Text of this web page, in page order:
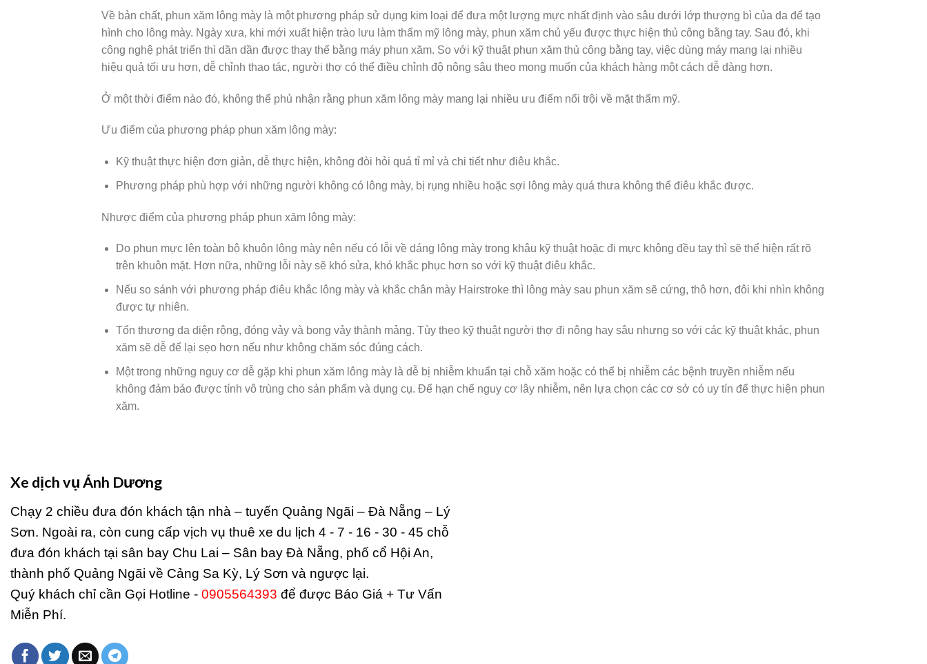
Về bản chất, phun xăm lông mày là một phương pháp sử dụng kim loại để đưa một lượng mực nhất định vào sâu dưới lớp thượng bì của da để tạo
hình cho lông mày. Ngày xưa, khi mới xuất hiện trào lưu làm thẩm mỹ lông mày, phun xăm chủ yếu được thực hiện thủ công bằng tay. Sau đó, khi
công nghệ phát triển thì dần dần được thay thế bằng máy phun xăm. So với kỹ thuật phun xăm thủ công bằng tay, việc dùng máy mang lại nhiều
hiệu quả tối ưu hơn, dễ chỉnh thao tác, người thợ có thể điều chỉnh độ nông sâu theo mong muốn của khách hàng một cách dễ dàng hơn.
Ở một thời điểm nào đó, không thể phủ nhận rằng phun xăm lông mày mang lại nhiều ưu điểm nổi trội về mặt thẩm mỹ.
Ưu điểm của phương pháp phun xăm lông mày:
Kỹ thuật thực hiện đơn giản, dễ thực hiện, không đòi hỏi quá tỉ mỉ và chi tiết như điêu khắc.
Phương pháp phù hợp với những người không có lông mày, bị rụng nhiều hoặc sợi lông mày quá thưa không thể điêu khắc được.
Nhược điểm của phương pháp phun xăm lông mày:
Do phun mực lên toàn bộ khuôn lông mày nên nếu có lỗi về dáng lông mày trong khâu kỹ thuật hoặc đi mực không đều tay thì sẽ thể hiện rất rõ
trên khuôn mặt. Hơn nữa, những lỗi này sẽ khó sửa, khó khắc phục hơn so với kỹ thuật điêu khắc.
Nếu so sánh với phương pháp điêu khắc lông mày và khắc chân mày Hairstroke thì lông mày sau phun xăm sẽ cứng, thô hơn, đôi khi nhìn không
được tự nhiên.
Tổn thương da diện rộng, đóng vảy và bong vảy thành mảng. Tùy theo kỹ thuật người thợ đi nông hay sâu nhưng so với các kỹ thuật khác, phun
xăm sẽ dễ để lại sẹo hơn nếu như không chăm sóc đúng cách.
Một trong những nguy cơ dễ gặp khi phun xăm lông mày là dễ bị nhiễm khuẩn tại chỗ xăm hoặc có thể bị nhiễm các bệnh truyền nhiễm nếu
không đảm bảo được tính vô trùng cho sản phẩm và dụng cụ. Để hạn chế nguy cơ lây nhiễm, nên lựa chọn các cơ sở có uy tín để thực hiện phun
xăm.
Xe dịch vụ Ánh Dương
Chạy 2 chiều đưa đón khách tận nhà – tuyến Quảng Ngãi – Đà Nẵng – Lý
Sơn. Ngoài ra, còn cung cấp vịch vụ thuê xe du lịch 4 - 7 - 16 - 30 - 45 chỗ
đưa đón khách tại sân bay Chu Lai – Sân bay Đà Nẵng, phố cổ Hội An,
thành phố Quảng Ngãi về Cảng Sa Kỳ, Lý Sơn và ngược lại.
Quý khách chỉ cần Gọi Hotline - 0905564393 để được Báo Giá + Tư Vấn
Miễn Phí.